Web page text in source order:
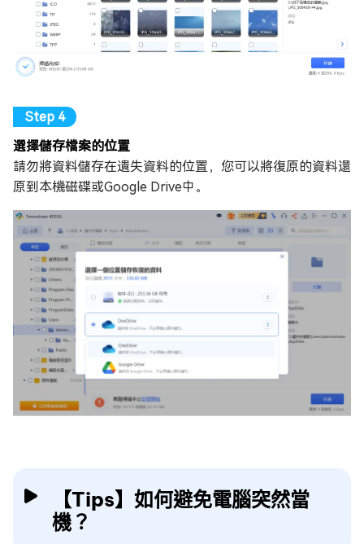
選擇儲存檔案的位置
請勿將資料儲存在遺失資料的位置，您可以將復原的資料還
原到本機磁碟或Google Drive中。
【Tips】如何避免電腦突然當
機？